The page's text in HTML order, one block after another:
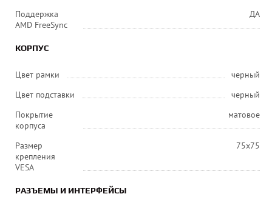
Поддержка
AMD FreeSync
ДА
КОРПУС
Цвет рамки
черный
Цвет подставки
черный
Покрытие
корпуса
матовое
Размер
крепления
VESA
75х75
РАЗЪЕМЫ И ИНТЕРФЕЙСЫ